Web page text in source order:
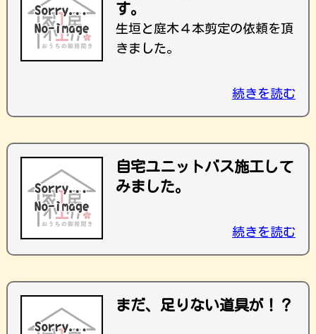
す。
生垣と庭木４本剪定の依頼を頂
きました。
続きを読む
自宅ユニットバス施工して
みました。
続きを読む
まだ、足りない道具が！？